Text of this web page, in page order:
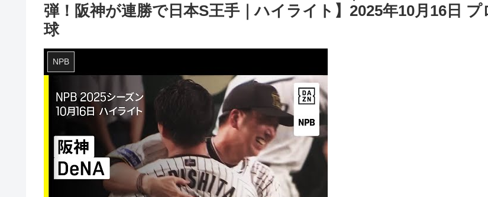
弾！阪神が連勝で日本S王手｜ハイライト】2025年10月16日 プ
球
NPB